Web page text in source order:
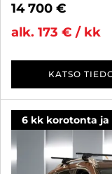
14 700 €
alk. 173 € / kk
KATSO
6 kk korotonta